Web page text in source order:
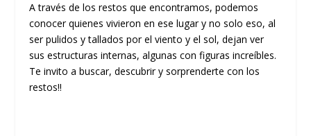
A través de los restos que encontramos, podemos
conocer quienes vivieron en ese lugar y no solo eso, al
ser pulidos y tallados por el viento y el sol, dejan ver
sus estructuras internas, algunas con figuras increíbles.
Te invito a buscar, descubrir y sorprenderte con los
restos!!